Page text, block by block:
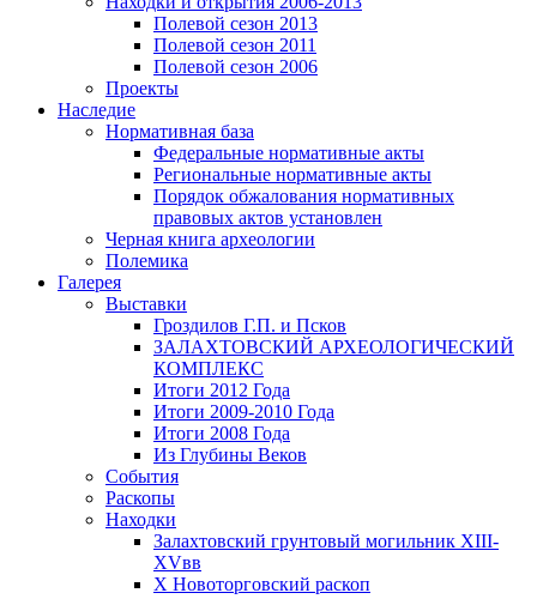
Полевой сезон 2013
Полевой сезон 2011
Полевой сезон 2006
Проекты
Наследие
Нормативная база
Федеральные нормативные акты
Региональные нормативные акты
Порядок обжалования нормативных
правовых актов установлен
Черная книга археологии
Полемика
Галерея
Выставки
Гроздилов Г.П. и Псков
ЗАЛАХТОВСКИЙ АРХЕОЛОГИЧЕСКИЙ
КОМПЛЕКС
Итоги 2012 Года
Итоги 2009-2010 Года
Итоги 2008 Года
Из Глубины Веков
События
Раскопы
Находки
Залахтовский грунтовый могильник XIII-
XVвв
X Новоторговский раскоп